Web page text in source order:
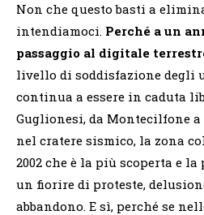
Non che questo basti a
intendiamoci. Perché a un
passaggio al digitale
livello di soddisfazione degli
continua a essere in caduta
Guglionesi, da Montecilfone
nel cratere sismico, la zona
2002 che è la più scoperta e
un fiorire di proteste,
abbandono. E sì, perché se